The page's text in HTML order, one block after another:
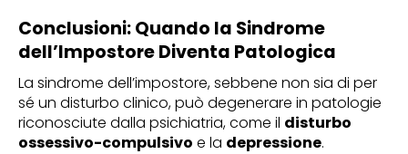
Conclusioni: Quando la Sindrome
dell’Impostore Diventa Patologica
La sindrome dell’impostore, sebbene non sia di per
sé un disturbo clinico, può degenerare in patologie
riconosciute dalla psichiatria, come il disturbo
ossessivo-compulsivo e la depressione.